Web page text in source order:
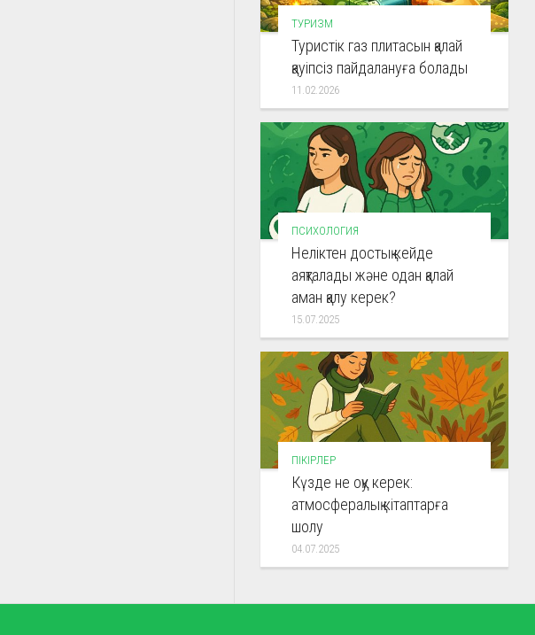
ТУРИЗМ
Туристік газ плитасын қалай
қауіпсіз пайдалануға болады
11.02.2026
ПСИХОЛОГИЯ
Неліктен достық кейде
аяқталады және одан қалай
аман қалу керек?
15.07.2025
ПІКІРЛЕР
Күзде не оқу керек:
атмосфералық кітаптарға
шолу
04.07.2025